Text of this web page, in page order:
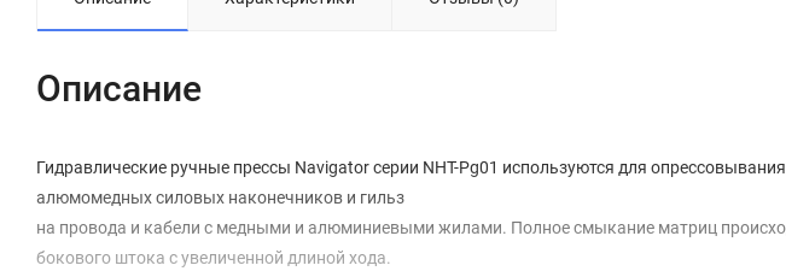
Описание
Гидравлические ручные прессы Navigator серии NHT-Pg01 используются для
алюмомедных силовых наконечников и гильз
на провода и кабели с медными и алюминиевыми жилами. Полное смыкание матриц
бокового штока с увеличенной длиной хода.